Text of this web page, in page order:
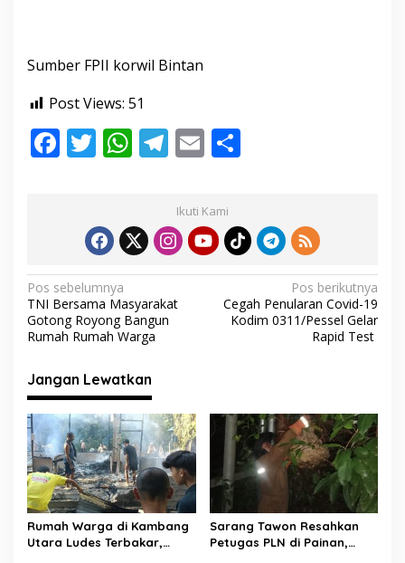
Sumber FPII korwil Bintan
Post Views: 51
F
o
k
T
er
W
s
A
p
p
T
e
gr
a
m
E
ai
l e
Ikuti Kami
N
a
v
i
g
a
s
i
p
o
s
Pos sebelumnya
TNI Bersama Masyarakat
Gotong Royong Bangun
Rumah Rumah Warga
Pos berikutnya
Cegah Penularan Covid-19
Kodim 0311/Pessel Gelar
Rapid Test
Jangan Lewatkan
Rumah Warga di Kambang
Utara Ludes Terbakar,
Sarang Tawon Resahkan
Petugas PLN di Painan,